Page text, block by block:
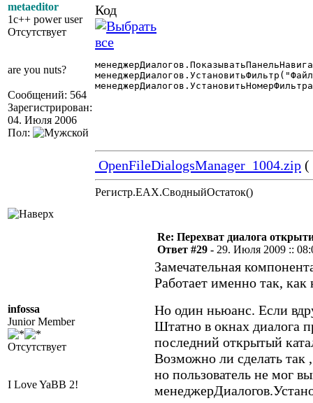
metaeditor
1c++ power user
Отсутствует
are you nuts?
Сообщений: 564
Зарегистрирован:
04. Июля 2006
Пол:
Код
OpenFileDialogsManager_1004.zip (
Регистр.EAX.СводныйОстаток()
infossa
Junior Member
Отсутствует
I Love YaBB 2!
Re: Перехват диалога
Ответ #29 - 29. Июля 2009 ::
Замечательная
Работает именно так,
Но один ньюанс. Если
Штатно в окнах диалога
последний открытый
Возможно ли сделать так
но пользователь не мог